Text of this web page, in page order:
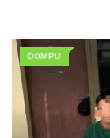
DOMPU